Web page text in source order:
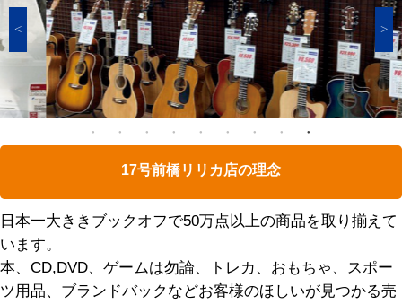
17号前橋リリカ店の理念
日本一大ききブックオフで50万点以上の商品を取り揃えて
います。
本、CD,DVD、ゲームは勿論、トレカ、おもちゃ、スポー
ツ用品、ブランドバックなどお客様のほしいが見つかる売